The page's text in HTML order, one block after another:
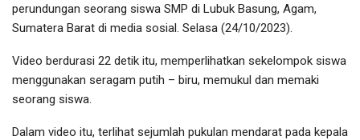
perundungan seorang siswa SMP di Lubuk Basung, Agam,
Sumatera Barat di media sosial. Selasa (24/10/2023).
Video berdurasi 22 detik itu, memperlihatkan sekelompok siswa
menggunakan seragam putih – biru, memukul dan memaki
seorang siswa.
Dalam video itu, terlihat sejumlah pukulan mendarat pada kepala